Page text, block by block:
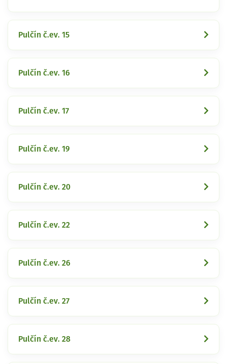
Pulčín č.ev. 15
Pulčín č.ev. 16
Pulčín č.ev. 17
Pulčín č.ev. 19
Pulčín č.ev. 20
Pulčín č.ev. 22
Pulčín č.ev. 26
Pulčín č.ev. 27
Pulčín č.ev. 28